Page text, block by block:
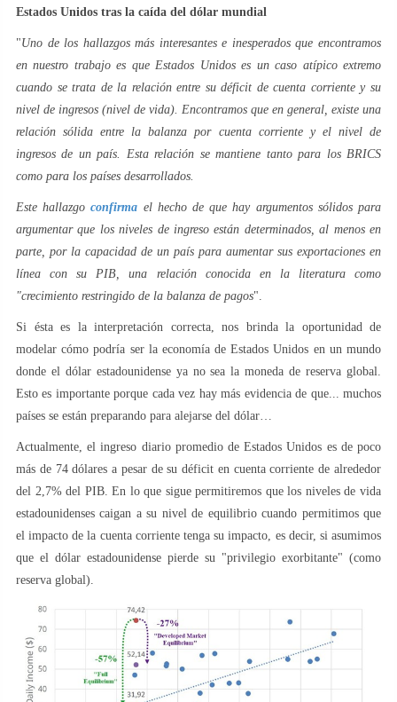
Estados Unidos tras la caída del dólar mundial
"Uno de los hallazgos más interesantes e inesperados que encontramos
en nuestro trabajo es que Estados Unidos es un caso atípico extremo
cuando se trata de la relación entre su déficit de cuenta corriente y su
nivel de ingresos (nivel de vida). Encontramos que en general, existe una
relación sólida entre la balanza por cuenta corriente y el nivel de
ingresos de un país. Esta relación se mantiene tanto para los BRICS
como para los países desarrollados.
Este hallazgoconfirma el hecho de que hay argumentos sólidos para
argumentar que los niveles de ingreso están determinados, al menos en
parte, por la capacidad de un país para aumentar sus exportaciones en
línea con su PIB, una relación conocida en la literatura como
"crecimiento restringido de la balanza de pagos".
Si ésta es la interpretación correcta, nos brinda la oportunidad de
modelar cómo podría ser la economía de Estados Unidos en un mundo
donde el dólar estadounidense ya no sea la moneda de reserva global.
Esto es importante porque cada vez hay más evidencia de que... muchos
países se están preparando para alejarse del dólar…
Actualmente, el ingreso diario promedio de Estados Unidos es de poco
más de 74 dólares a pesar de su déficit en cuenta corriente de alrededor
del 2,7% del PIB. En lo que sigue permitiremos que los niveles de vida
estadounidenses caigan a su nivel de equilibrio cuando permitimos que
el impacto de la cuenta corriente tenga su impacto, es decir, si asumimos
que el dólar estadounidense pierde su "privilegio exorbitante" (como
reserva global).